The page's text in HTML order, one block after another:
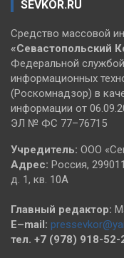
SEVKOR.RU
Средство массовой
«Севастопольский
Федеральной
информационных
(Роскомнадзор) в
информации от
ЭЛ № ФС 77–76715
Учредитель: ООО
Адрес: Россия,
д. 1, кв. 10А
Главный редактор:
E–mail:
тел. +7 (978) 918-52-